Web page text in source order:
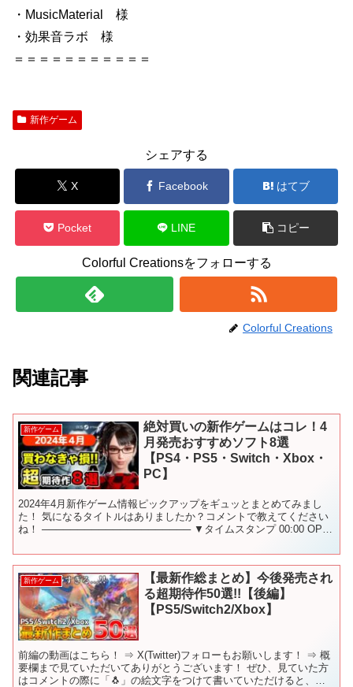
・MusicMaterial 様
・効果音ラボ 様
＝＝＝＝＝＝＝＝＝＝＝
新作ゲーム
シェアする
X Facebook はてブ
Pocket LINE コピー
Colorful Creationsをフォローする
Colorful Creations
関連記事
新作ゲーム
絶対買いの新作ゲームはコレ！4
月発売おすすめソフト8選
【PS4・PS5・Switch・Xbox・
PC】
2024年4月新作ゲーム情報ピックアップをギュッとまとめてみまし
た！ 気になるタイトルはありましたか？コメントで教えてください
ね！ ───────────────────── ▼タイムスタンプ 00:00 OP
新作ゲーム
【最新作総まとめ】今後発売され
る超期待作50選!!【後編】
【PS5/Switch2/Xbox】
前編の動画はこちら！ ⇒ X(Twitter)フォローもお願いします！ ⇒ 概
要欄まで見ていただいてありがとうございます！ ぜひ、見ていた方
はコメントの際に「🐧」の絵文字をつけて書いていただけると、